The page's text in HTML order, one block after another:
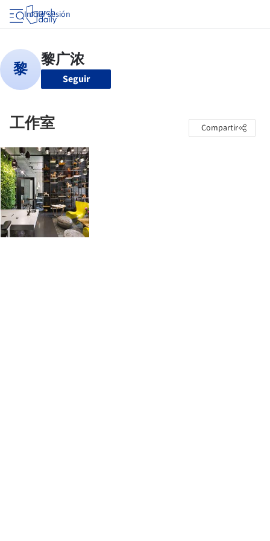
Iniciar sesión
Seguir
工作室 Compartir